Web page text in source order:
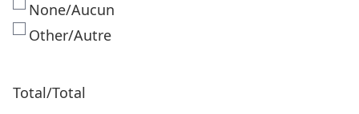
None/Aucun
Other/Autre
Total/Total